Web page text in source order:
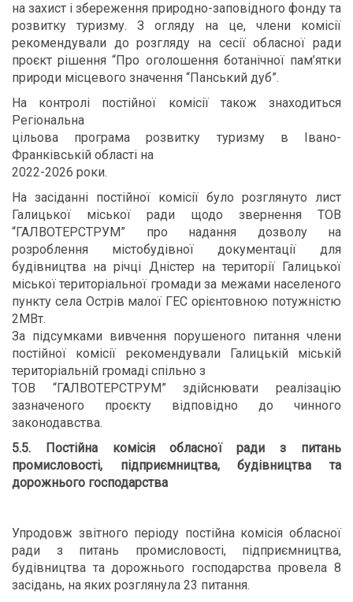
на захист і збереження природно-заповідного фонду та
розвитку туризму. З огляду на це, члени комісії
рекомендували до розгляду на сесії обласної ради
проєкт рішення “Про оголошення ботанічної пам’ятки
природи місцевого значення “Панський дуб”.
На контролі постійної комісії також знаходиться
Регіональна
цільова програма розвитку туризму в Івано-
Франківській області на
2022-2026 роки.
На засіданні постійної комісії було розглянуто лист
Галицької міської ради щодо звернення ТОВ
“ГАЛВОТЕРСТРУМ” про надання дозволу на
розроблення містобудівної документації для
будівництва на річці Дністер на території Галицької
міської територіальної громади за межами населеного
пункту села Острів малої ГЕС орієнтовною потужністю
2МВт.
За підсумками вивчення порушеного питання члени
постійної комісії рекомендували Галицькій міській
територіальній громаді спільно з
ТОВ “ГАЛВОТЕРСТРУМ” здійснювати реалізацію
зазначеного проєкту відповідно до чинного
законодавства.
5.5. Постійна комісія обласної ради з питань
промисловості, підприємництва, будівництва та
дорожнього господарства
Упродовж звітного періоду постійна комісія обласної
ради з питань промисловості, підприємництва,
будівництва та дорожнього господарства провела 8
засідань, на яких розглянула 23 питання.